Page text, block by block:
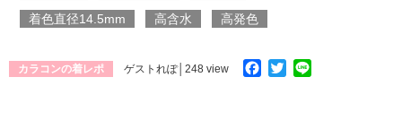
着色直径14.5mm
高含水 高発色
カラコンの着レポ ゲストれぽ│248 view Facebook
Twitter